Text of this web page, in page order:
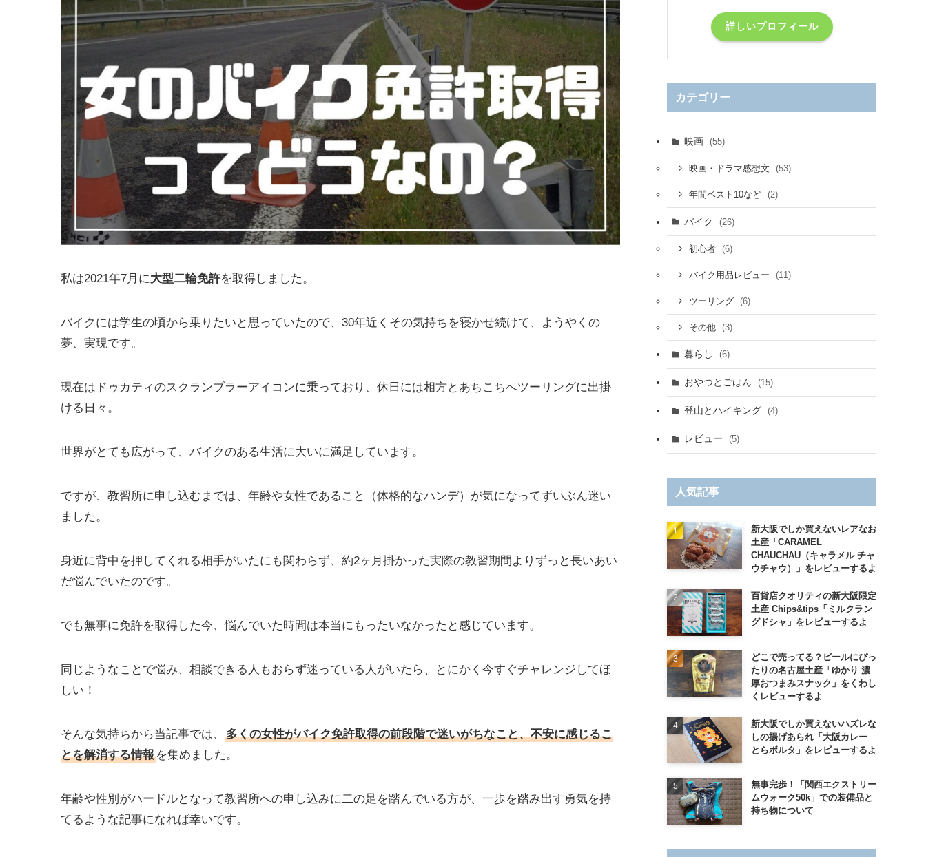
私は2021年7月に大型二輪免許を取得しました。
バイクには学生の頃から乗りたいと思っていたので、30年近くその気持ちを寝かせ続けて、ようやくの
夢、実現です。
現在はドゥカティのスクランブラーアイコンに乗っており、休日には相方とあちこちへツーリングに出掛
ける日々。
世界がとても広がって、バイクのある生活に大いに満足しています。
ですが、教習所に申し込むまでは、年齢や女性であること（体格的なハンデ）が気になってずいぶん迷い
ました。
身近に背中を押してくれる相手がいたにも関わらず、約2ヶ月掛かった実際の教習期間よりずっと長いあい
だ悩んでいたのです。
でも無事に免許を取得した今、悩んでいた時間は本当にもったいなかったと感じています。
同じようなことで悩み、相談できる人もおらず迷っている人がいたら、とにかく今すぐチャレンジしてほ
しい！
そんな気持ちから当記事では、
多くの女性がバイク免許取得の前段階で迷いがちなこと、不安に感じるこ
とを解消する情報 を集めました。
年齢や性別がハードルとなって教習所への申し込みに二の足を踏んでいる方が、一歩を踏み出す勇気を持
てるような記事になれば幸いです。
詳しいプロフィール
カテゴリー
映画 (55)
映画・ドラマ感想文 (53)
年間ベスト10など (2)
バイク (26)
初心者 (6)
バイク用品レビュー (11)
ツーリング (6)
その他 (3)
暮らし (6)
おやつとごはん (15)
登山とハイキング (4)
レビュー (5)
人気記事
新大阪でしか買えないレアなお
土産「CARAMEL
CHAUCHAU（キャラメル チャ
ウチャウ）」をレビューするよ
百貨店クオリティの新大阪限定
土産 Chips&tips「ミルクラン
グドシャ」をレビューするよ
どこで売ってる？ビールにぴっ
たりの名古屋土産「ゆかり 濃
厚おつまみスナック」をくわし
くレビューするよ
新大阪でしか買えないハズレな
しの揚げあられ「大阪カレー
とらボルタ」をレビューするよ
無事完歩！「関西エクストリー
ムウォーク50k」での装備品と
持ち物について